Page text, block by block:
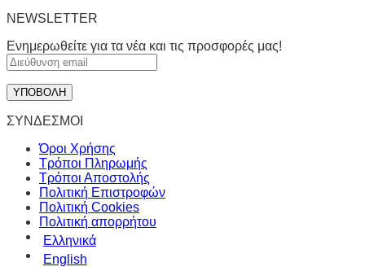
NEWSLETTER
Ενημερωθείτε για τα νέα και τις προσφορές μας!
ΣΥΝΔΕΣΜΟΙ
Όροι Χρήσης
Τρόποι Πληρωμής
Τρόποι Αποστολής
Πολιτική Επιστροφών
Πολιτική Cookies
Πολιτική απορρήτου
Ελληνικά
English